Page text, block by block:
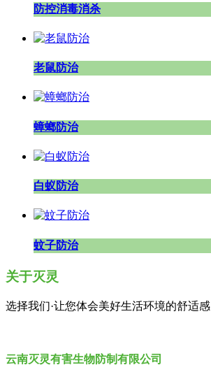
防控消毒消杀
老鼠防治
蟑螂防治
白蚁防治
蚊子防治
关于灭灵
选择我们·让您体会美好生活环境的舒适感
云南灭灵有害生物防制有限公司